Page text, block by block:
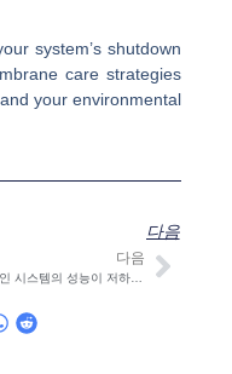
system’s shutdown
care strategies
your environmental
다음
다음
멤브레인 시스템의 성능이 저하되는 이유: 원인 및 해결 방법 다음